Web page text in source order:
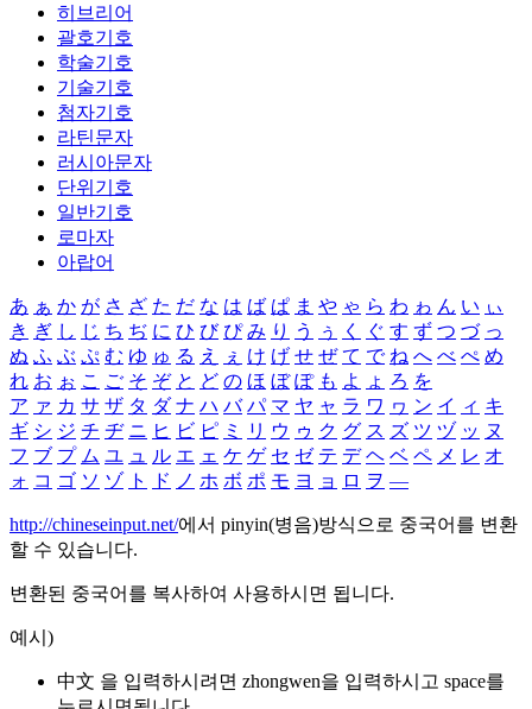
히브리어
괄호기호
학술기호
기술기호
첨자기호
라틴문자
러시아문자
단위기호
일반기호
로마자
아랍어
あ ぁ か が さ ざ た だ な は ば ぱ ま や ゃ ら わ ゎ ん い ぃ
き ぎ し じ ち ぢ に ひ び ぴ み り う ぅ く ぐ す ず つ づ っ
ぬ ふ ぶ ぷ む ゆ ゅ る え ぇ け げ せ ぜ て で ね へ べ ぺ め
れ お ぉ こ ご そ ぞ と ど の ほ ぼ ぽ も よ ょ ろ を
ア ァ カ サ ザ タ ダ ナ ハ バ パ マ ヤ ャ ラ ワ ヮ ン イ ィ キ
ギ シ ジ チ ヂ ニ ヒ ビ ピ ミ リ ウ ゥ ク グ ス ズ ツ ヅ ッ ヌ
フ ブ プ ム ユ ュ ル エ ェ ケ ゲ セ ゼ テ デ ヘ ベ ペ メ レ オ
ォ コ ゴ ソ ゾ ト ド ノ ホ ボ ポ モ ヨ ョ ロ ヲ ―
http://chineseinput.net/에서 pinyin(병음)방식으로 중국어를 변환
할 수 있습니다.
변환된 중국어를 복사하여 사용하시면 됩니다.
예시)
中文 을 입력하시려면 zhongwen을 입력하시고 space를